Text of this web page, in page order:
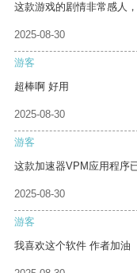
这款游戏的剧情非常感人
2025-08-30
游客
超棒啊 好用
2025-08-30
游客
这款加速器VPM应用程序
2025-08-30
游客
我喜欢这个软件 作者加油